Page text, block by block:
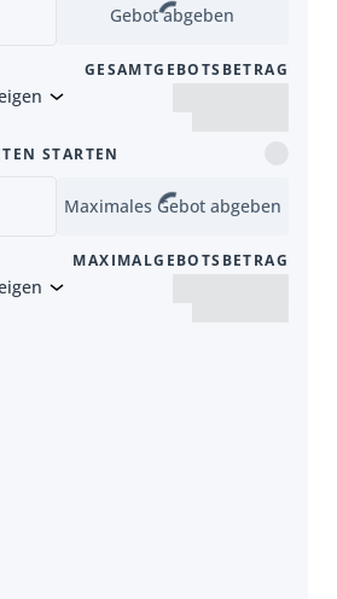
Gebot abgeben
GESAMTGEBOTSBETRAG
STARTEN
Maximales Gebot abgeben
MAXIMALGEBOTSBETRAG